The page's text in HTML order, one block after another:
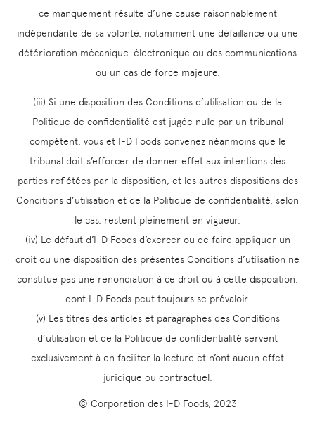
ce manquement résulte d’une cause raisonnablement
indépendante de sa volonté, notamment une défaillance ou une
détérioration mécanique, électronique ou des communications
ou un cas de force majeure.
(iii) Si une disposition des Conditions d’utilisation ou de la
Politique de confidentialité est jugée nulle par un tribunal
compétent, vous et I-D Foods convenez néanmoins que le
tribunal doit s’efforcer de donner effet aux intentions des
parties reflétées par la disposition, et les autres dispositions des
Conditions d’utilisation et de la Politique de confidentialité, selon
le cas, restent pleinement en vigueur.
(iv) Le défaut d’I-D Foods d’exercer ou de faire appliquer un
droit ou une disposition des présentes Conditions d’utilisation ne
constitue pas une renonciation à ce droit ou à cette disposition,
dont I-D Foods peut toujours se prévaloir.
(v) Les titres des articles et paragraphes des Conditions
d’utilisation et de la Politique de confidentialité servent
exclusivement à en faciliter la lecture et n’ont aucun effet
juridique ou contractuel.
© Corporation des I-D Foods, 2023